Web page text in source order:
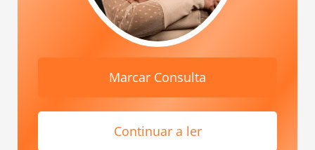
Marcar Consulta
Continuar a ler